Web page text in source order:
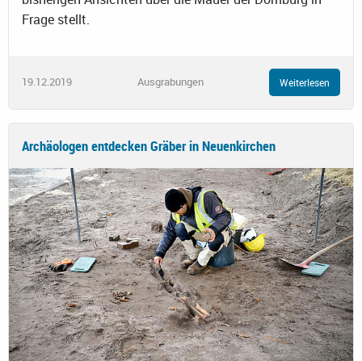
Frage stellt.
19.12.2019 Ausgrabungen Weiterlesen
Archäologen entdecken Gräber in Neuenkirchen